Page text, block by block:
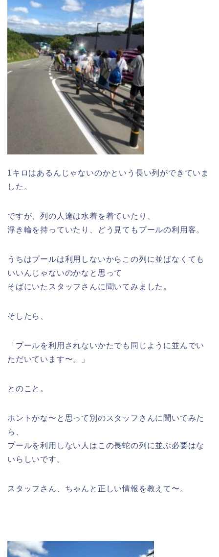
1キロはあるんじゃないのかという長い列ができていま
した。
ですが、列の人達は水着を着ていたり、
浮き輪を持っていたり、どう見てもプールの利用客。
うちはプールは利用しないからこの列に並ばなくても
いいんじゃないのかなと思って
そばにいたスタッフさんに聞いてみました。
そしたら、
「プールを利用されないかたでも同じように並んでい
ただいています〜。」
とのこと。
ホントかな〜と思って別のスタッフさんに聞いてみた
ら、
プールを利用しない人はこの長蛇の列に並ぶ必要はな
いらしいです。
スタッフさん、ちゃんと正しい情報を教えて〜。